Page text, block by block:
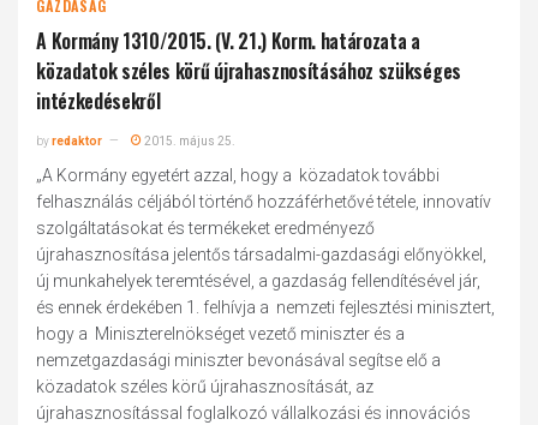
GAZDASÁG
A Kormány 1310/2015. (V. 21.) Korm. határozata a
közadatok széles körű újrahasznosításához szükséges
intézkedésekről
byredaktor 2015. május 25.
„A Kormány egyetért azzal, hogy a közadatok további
felhasználás céljából történő hozzáférhetővé tétele, innovatív
szolgáltatásokat és termékeket eredményező
újrahasznosítása jelentős társadalmi-gazdasági előnyökkel,
új munkahelyek teremtésével, a gazdaság fellendítésével jár,
és ennek érdekében 1. felhívja a nemzeti fejlesztési minisztert,
hogy a Miniszterelnökséget vezető miniszter és a
nemzetgazdasági miniszter bevonásával segítse elő a
közadatok széles körű újrahasznosítását, az
újrahasznosítással foglalkozó vállalkozási és innovációs